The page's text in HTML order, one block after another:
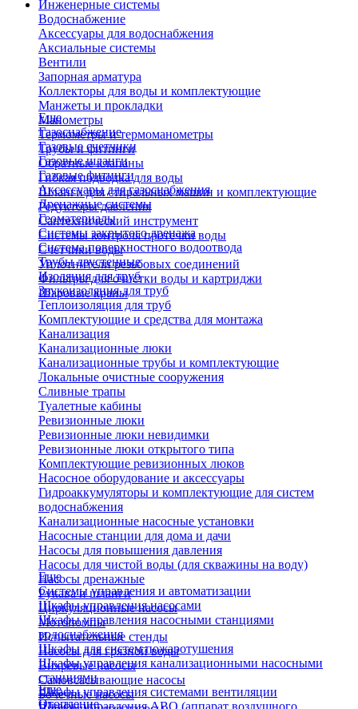
Инженерные системы
Водоснабжение
Аксессуары для водоснабжения
Аксиальные системы
Вентили
Запорная арматура
Коллекторы для воды и комплектующие
Манжеты и прокладки
Манометры
Термометры и термоманометры
Трубы и фитинги
Обратные клапаны
Гибкая подводка для воды
Шланги для стиральных машин и комплектующие
Редукторы давления
Сантехнический инструмент
Системы контроля протечки воды
Счетчики воды
Уплотнители резьбовых соединений
Фильтры для очистки воды и картриджи
Шаровые краны
Еще
Газоснабжение
Газовые счетчики
Газовые шланги
Газовые фитинги
Аксессуары для газоснабжения
Дренажные системы
Геоматериалы
Системы закрытого дренажа
Система поверхностного водоотвода
Трубы двустенные
Изоляция для труб
Звукоизоляция для труб
Теплоизоляция для труб
Комплектующие и средства для монтажа
Канализация
Канализационные люки
Канализационные трубы и комплектующие
Локальные очистные сооружения
Сливные трапы
Туалетные кабины
Ревизионные люки
Ревизионные люки невидимки
Ревизионные люки открытого типа
Комплектующие ревизионных люков
Насосное оборудование и аксессуары
Гидроаккумуляторы и комплектующие для систем
водоснабжения
Канализационные насосные установки
Насосные станции для дома и дачи
Насосы для повышения давления
Насосы для чистой воды (для скважины на воду)
Насосы дренажные
Рукава и шланги
Циркуляционные насосы
Мотопомпы
Испытательные стенды
Насосы для грязной воды
Вихревые насосы
Самовсасывающие насосы
Бочечные насосы
Еще
Системы управления и автоматизации
Шкафы управления насосами
Шкафы управления насосными станциями
водоснабжения
Шкафы для систем пожаротушения
Шкафы управления канализационными насосными
станциями
Шкафы управления системами вентиляции
Шкафы управления АВО (аппарат воздушного
Еще
Отопление